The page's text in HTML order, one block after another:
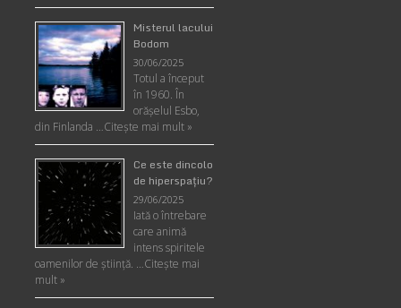
Misterul lacului
Bodom
30/06/2025
Totul a început
în 1960. În
orășelul Esbo,
din Finlanda …Citește mai mult »
Ce este dincolo
de hiperspaţiu?
29/06/2025
Iată o întrebare
care animă
intens spiritele
oamenilor de ştiinţă. …Citește mai
mult »